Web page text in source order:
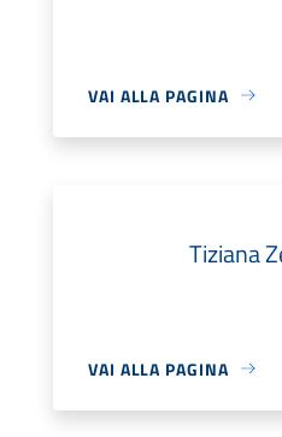
VAI ALLA PAGINA
Tiziana
VAI ALLA PAGINA